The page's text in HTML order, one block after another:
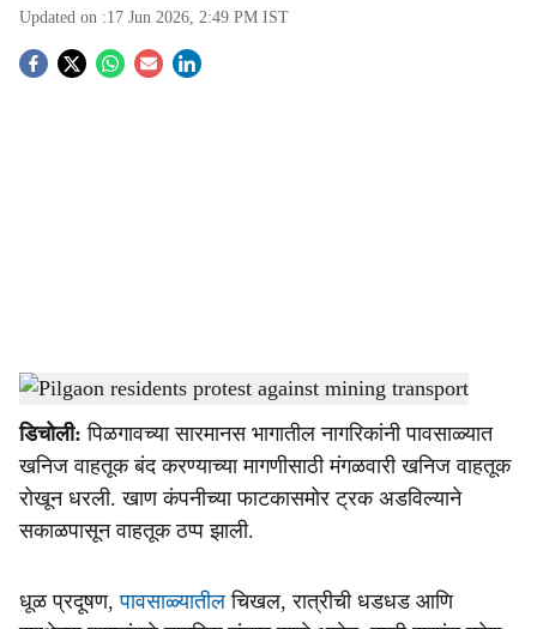
Updated on :17 Jun 2026, 2:49 PM IST
S
a
r
Pilgaon residents protest against mining transport-Dainik Gomantak
डिचोली: पिळगावच्या सारमानस भागातील नागरिकांनी पावसाळ्यात
खनिज वाहतूक बंद करण्याच्या मागणीसाठी मंगळवारी खनिज वाहतूक
रोखून धरली. खाण कंपनीच्या फाटकासमोर ट्रक अडविल्याने
सकाळपासून वाहतूक ठप्प झाली.
धूळ प्रदूषण,पावसाळ्यातीलचिखल, रात्रीची धडधड आणि